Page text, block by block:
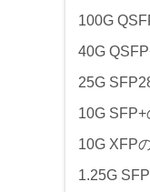
100G
40G
25G
10G
10G XFP
1.25G